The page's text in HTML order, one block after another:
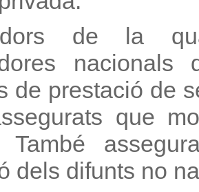
de la
de prestació de
que
També
dels difunts no